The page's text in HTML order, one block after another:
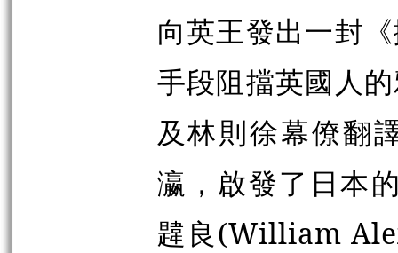
向英王發出一封
手段阻擋英國人
及林則徐幕僚翻
瀛，啟發了日本
韙良(William